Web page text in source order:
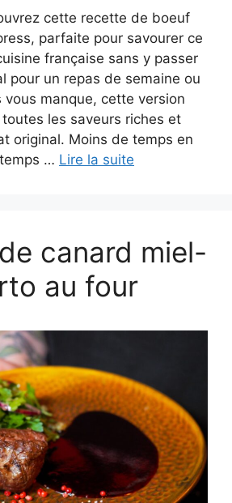
cette recette de boeuf
parfaite pour savourer ce
française sans y passer
pour un repas de semaine ou
vous manque, cette version
les saveurs riches et
original. Moins de temps en
… Lire la suite
canard miel-
au four